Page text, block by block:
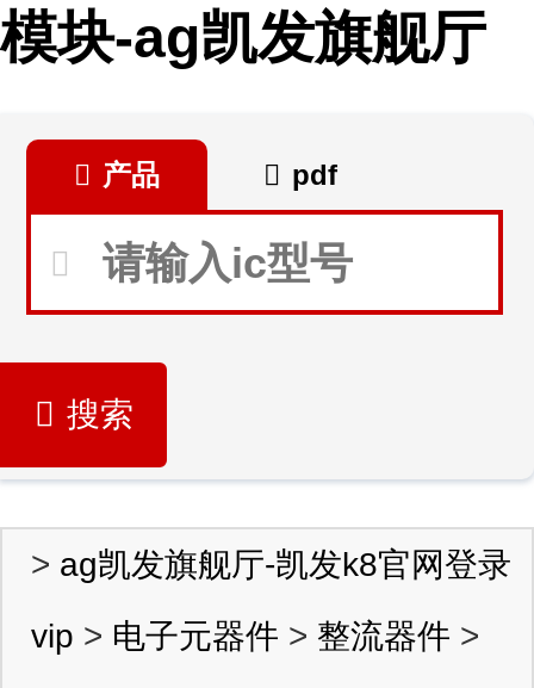
模块-ag凯发旗舰厅
产品 pdf
搜索
> ag凯发旗舰厅-凯发k8官网登录
vip > 电子元器件 > 整流器件 >